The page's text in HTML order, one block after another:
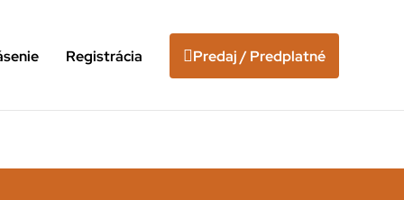
Registrácia Predaj / Predplatné